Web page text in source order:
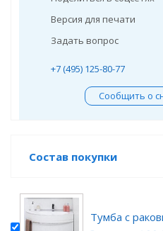
Версия для печати
Задать вопрос
+7 (495) 125-80-77
Сообщить о
Состав покупки
Тумба с